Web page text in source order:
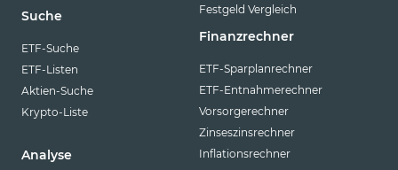
Suche
ETF-Suche
ETF-Listen
Aktien-Suche
Krypto-Liste
Analyse
Festgeld Vergleich
Finanzrechner
ETF-Sparplanrechner
ETF-Entnahmerechner
Vorsorgerechner
Zinseszinsrechner
Inflationsrechner